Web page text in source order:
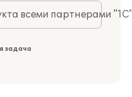
всеми партнерами
задача